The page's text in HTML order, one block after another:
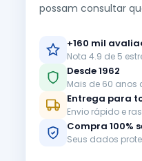
possam consultar
+160 mil
Nota 4.9 de 5
Desde 1962
Mais de 60
Entrega para
Envio rápido e
Compra 100%
Seus dados